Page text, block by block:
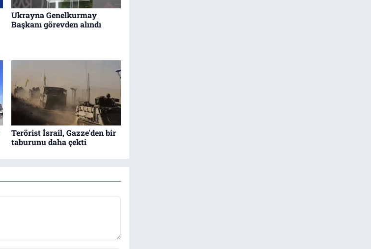
Ukrayna Genelkurmay
Başkanı görevden alındı
Terörist İsrail, Gazze'den bir
taburunu daha çekti